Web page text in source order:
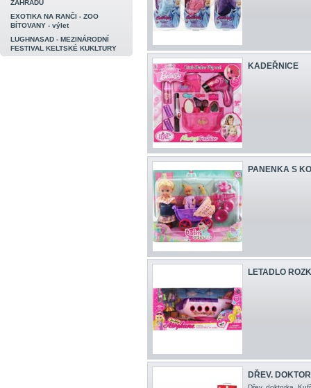
ZAHRADU
EXOTIKA NA RANČI - ZOO
BÍTOVANY - výlet
LUGHNASAD - MEZINÁRODNÍ
FESTIVAL KELTSKÉ KUKLTURY
KADEŘNICE
PANENKA S
LETADLO
DŘEV.